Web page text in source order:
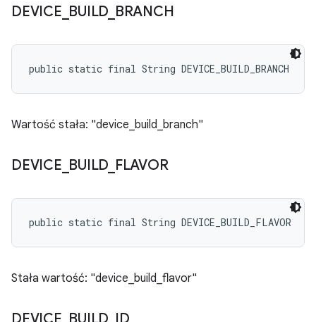
DEVICE BUILD BRANCH
public static final String DEVICE_BUILD_BRANCH
Wartość stała: "device_build_branch"
DEVICE BUILD FLAVOR
public static final String DEVICE_BUILD_FLAVOR
Stała wartość: "device_build_flavor"